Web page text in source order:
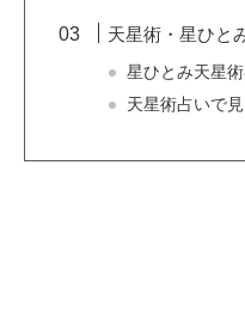
天星術・星ひと
星ひとみ天星
天星術占いで